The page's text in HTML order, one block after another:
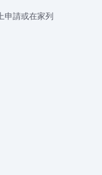
申請或在家列